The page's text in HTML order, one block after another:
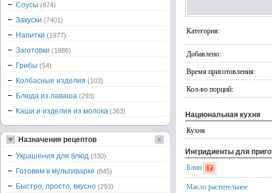
Категория:
Добавлено:
Время приготовления:
Кол-во порций:
Национальная кухня
Кухня
Ингридиенты для
Блин
Масло растительное
Соусы (874)
Закуски (7401)
Напитки (1977)
Заготовки (1886)
Грибы (54)
Колбасные изделия (103)
Блюда из лаваша (293)
Каши и изделия из молока (363)
Назначения рецептов
Украшения для блюд (330)
Готовим в мультиварке (845)
Быстро, просто, вкусно (293)